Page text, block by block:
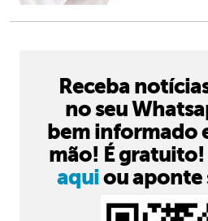
Receba
no seu
bem informado
mão! É gratuito!
aquiou aponte